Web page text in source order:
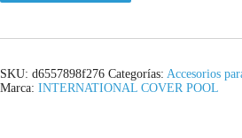
SKU: d6557898f276 Categorías: Accesorios
Marca: INTERNATIONAL COVER POOL